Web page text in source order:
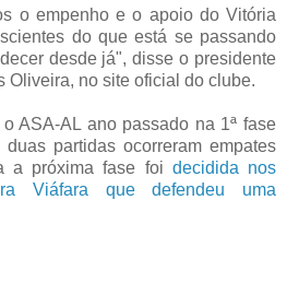
o empenho e o apoio do Vitória
do que está se passando
desde já", disse o presidente
Oliveira, no site oficial do clube.
ASA-AL ano passado na 1ª fase
partidas ocorreram empates
a próxima fase foi decidida nos
Viáfara que defendeu uma